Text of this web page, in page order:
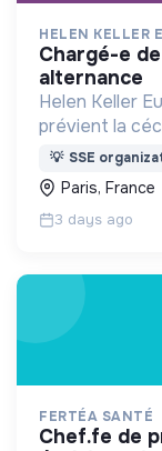
HELEN KELLER
chargé-e de programme planvue en
alternance
Helen Keller
prévient la cécité
cause de
ans) en
💡 SSE
Paris, France
3 days ago
FERTÉA SANTÉ
chef.fe de projet santé environnementale